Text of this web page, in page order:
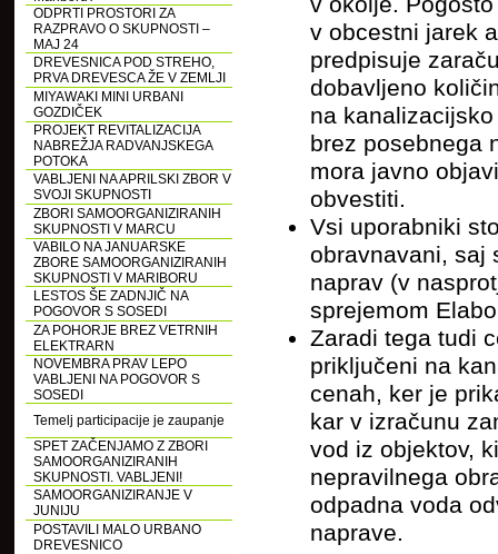
ODPRTI PROSTORI ZA
RAZPRAVO O SKUPNOSTI –
MAJ 24
DREVESNICA POD STREHO,
PRVA DREVESCA ŽE V ZEMLJI
MIYAWAKI MINI URBANI
GOZDIČEK
PROJEKT REVITALIZACIJA
NABREŽJA RADVANJSKEGA
POTOKA
VABLJENI NA APRILSKI ZBOR V
SVOJI SKUPNOSTI
ZBORI SAMOORGANIZIRANIH
SKUPNOSTI V MARCU
VABILO NA JANUARSKE
ZBORE SAMOORGANIZIRANIH
SKUPNOSTI V MARIBORU
LESTOS ŠE ZADNJIČ NA
POGOVOR S SOSEDI
ZA POHORJE BREZ VETRNIH
ELEKTRARN
NOVEMBRA PRAV LEPO
VABLJENI NA POGOVOR S
SOSEDI
Temelj participacije je zaupanje
SPET ZAČENJAMO Z ZBORI
SAMOORGANIZIRANIH
SKUPNOSTI. VABLJENI!
SAMOORGANIZIRANJE V
JUNIJU
POSTAVILI MALO URBANO
DREVESNICO
v obcestni jarek
predpisuje
dobavljeno
na
brez posebnega
mora javno
obvestiti.
Vsi uporabniki
obravnavani, saj
naprav (v
sprejemom
Zaradi tega tudi
priključeni na
cenah, ker je
kar v izračunu
vod iz objektov,
nepravilnega
odpadna voda
naprave.